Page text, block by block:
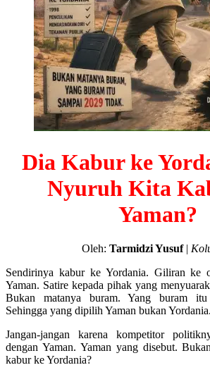
Dia Kabur ke
Nyuruh Kita
Yaman?
Oleh: Tarmidzi Yusuf|
Sendirinya kabur ke Yordania. Giliran ke
Yaman. Satire kepada pihak yang
Bukan matanya buram. Yang buram
Sehingga yang dipilih Yaman bukan Yordania.
Jangan-jangan karena kompetitor
dengan Yaman. Yaman yang disebut.
kabur ke Yordania?